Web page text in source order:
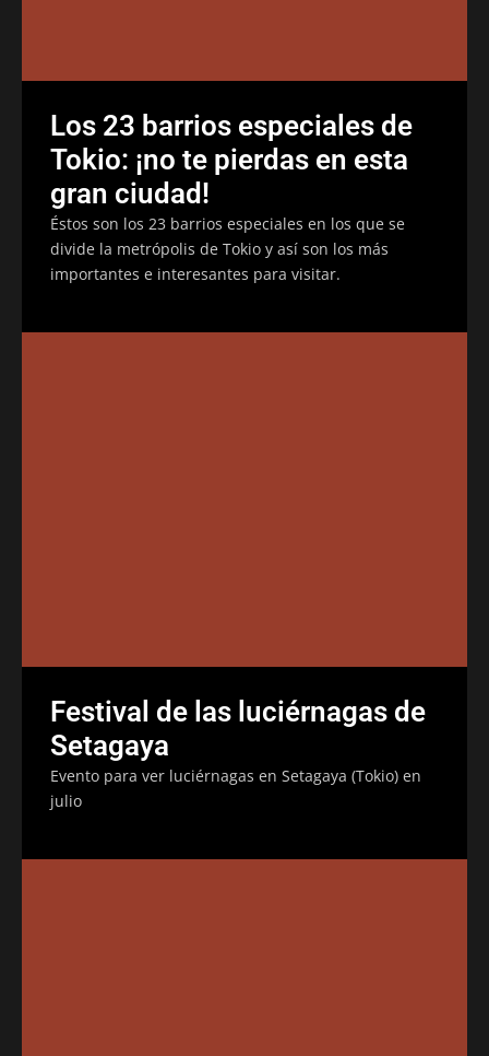
Los 23 barrios especiales de
Tokio: ¡no te pierdas en esta
gran ciudad!
Éstos son los 23 barrios especiales en los que se
divide la metrópolis de Tokio y así son los más
importantes e interesantes para visitar.
Festival de las luciérnagas de
Setagaya
Evento para ver luciérnagas en Setagaya (Tokio) en
julio